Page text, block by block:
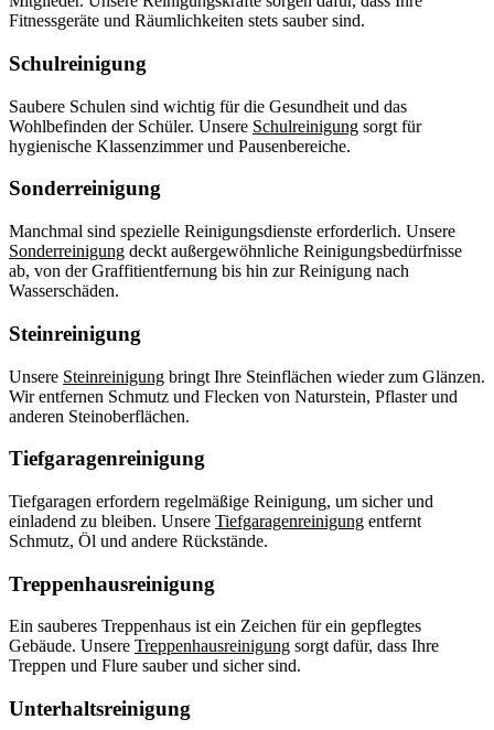
Fitnessgeräte und Räumlichkeiten stets sauber sind.
Schulreinigung
Saubere Schulen sind wichtig für die Gesundheit und das
Wohlbefinden der Schüler. Unsere Schulreinigung sorgt für
hygienische Klassenzimmer und Pausenbereiche.
Sonderreinigung
Manchmal sind spezielle Reinigungsdienste erforderlich. Unsere
Sonderreinigung deckt außergewöhnliche Reinigungsbedürfnisse
ab, von der Graffitientfernung bis hin zur Reinigung nach
Wasserschäden.
Steinreinigung
Unsere Steinreinigung bringt Ihre Steinflächen wieder zum Glänzen.
Wir entfernen Schmutz und Flecken von Naturstein, Pflaster und
anderen Steinoberflächen.
Tiefgaragenreinigung
Tiefgaragen erfordern regelmäßige Reinigung, um sicher und
einladend zu bleiben. Unsere Tiefgaragenreinigung entfernt
Schmutz, Öl und andere Rückstände.
Treppenhausreinigung
Ein sauberes Treppenhaus ist ein Zeichen für ein gepflegtes
Gebäude. Unsere Treppenhausreinigung sorgt dafür, dass Ihre
Treppen und Flure sauber und sicher sind.
Unterhaltsreinigung